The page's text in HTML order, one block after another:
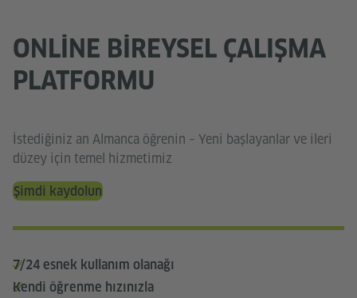
ONLINE BIREYSEL ÇALIŞMA
PLATFORMU
İstediğiniz an Almanca öğrenin – Yeni başlayanlar ve ileri
düzey için temel hizmetimiz
Şimdi kaydolun
7/24 esnek kullanım olanağı
Kendi öğrenme hızınızla